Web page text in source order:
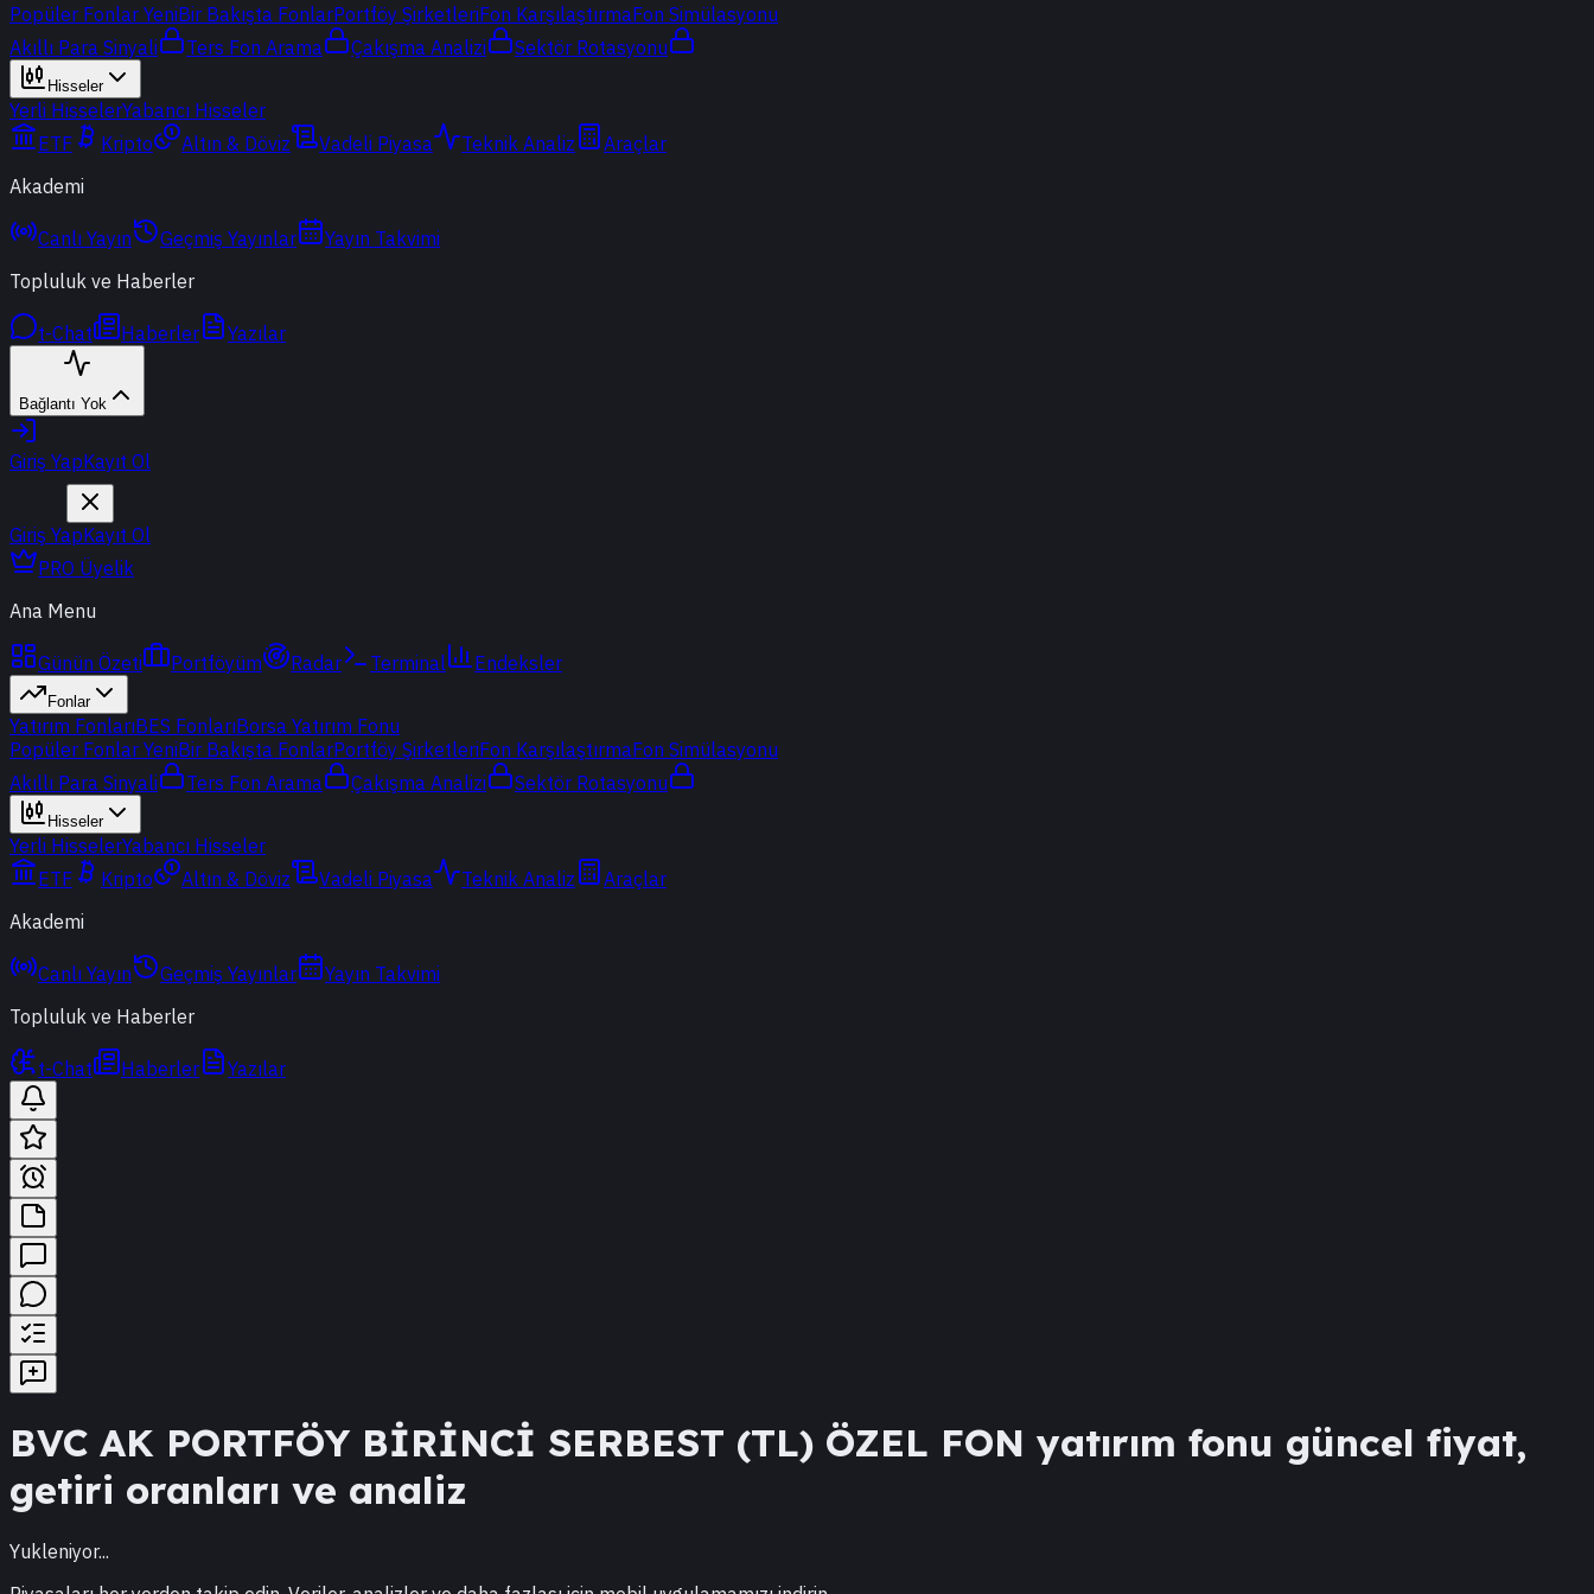
Popüler Fonlar YeniBir Bakışta FonlarPortföy ŞirketleriFon KarşılaştırmaFon Simülasyonu
Akıllı Para Sinyali
Ters Fon Arama Çakışma Analizi Sektör Rotasyonu
Hisseler
Yerli HisselerYabancı Hisseler
ETF
Kripto Altın & Döviz Vadeli Piyasa Teknik Analiz
Araçlar
Akademi
Canlı Yayın Geçmiş Yayınlar
Yayın Takvimi
Topluluk ve Haberler
t-Chat Haberler Yazılar
Bağlantı Yok
Giriş YapKayıt Ol
Giriş YapKayıt Ol
PRO Üyelik
Ana Menu
Günün Özeti Portföyüm Radar Terminal Endeksler
Fonlar
Yatırım FonlarıBES FonlarıBorsa Yatırım Fonu
Popüler Fonlar YeniBir Bakışta FonlarPortföy ŞirketleriFon KarşılaştırmaFon Simülasyonu
Akıllı Para Sinyali
Ters Fon Arama Çakışma Analizi Sektör Rotasyonu
Hisseler
Yerli HisselerYabancı Hisseler
ETF
Kripto Altın & Döviz Vadeli Piyasa Teknik Analiz
Araçlar
Akademi
Canlı Yayın Geçmiş Yayınlar
Yayın Takvimi
Topluluk ve Haberler
t-Chat Haberler Yazılar
BVC AK PORTFÖY BİRİNCİ SERBEST (TL) ÖZEL FON yatırım fonu güncel fiyat,
getiri oranları ve analiz
Yukleniyor...